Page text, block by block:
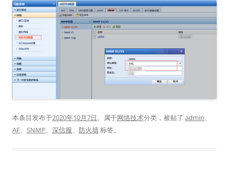
本条目发布于2020年10月7日。属于网络技术分类，被贴了 admin、
AF、 SNMP、 深信服、 防火墙标签。